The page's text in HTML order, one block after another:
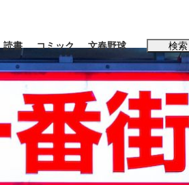
ンタビュー 読書
読書 コミック 文春野球 検索
#松田聖子